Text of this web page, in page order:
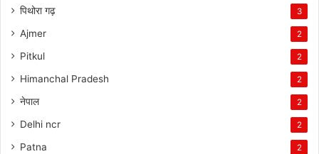
पिथोरा गढ़ 3
Ajmer 2
Pitkul 2
Himanchal Pradesh 2
नेपाल 2
Delhi ncr 2
Patna 2